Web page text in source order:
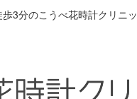
3分のこうべ花時計クリニ